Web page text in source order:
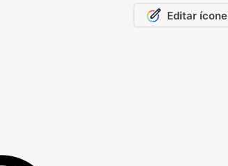
Editar ícone